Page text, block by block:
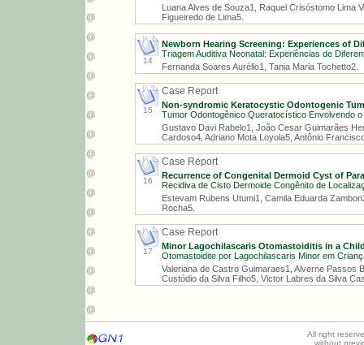
Luana Alves de Souza1, Raquel Crisóstomo Lima
Figueiredo de Lima5.
14
Newborn Hearing Screening: Experiences of
Triagem Auditiva Neonatal: Experiências de
Fernanda Soares Aurélio1, Tania Maria Tochetto2.
15
Case Report
Non-syndromic Keratocystic Odontogenic
Tumor Odontogênico Queratocístico Envolvendo
Gustavo Davi Rabelo1, João Cesar Guimarães
Cardoso4, Adriano Mota Loyola5, Antônio
16
Case Report
Recurrence of Congenital Dermoid Cyst of
Recidiva de Cisto Dermoide Congênito de
Estevam Rubens Utumi1, Camila Eduarda
Rocha5.
17
Case Report
Minor Lagochilascaris Otomastoiditis in a
Otomastoidite por Lagochilascaris Minor em
Valeriana de Castro Guimaraes1, Alverne Passos
Custódio da Silva Filho5, Victor Labres da Silva
All right
without